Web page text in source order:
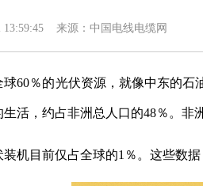
13:59:45 来源：中国电线电缆网
球60％的光伏资源，就像中东的
活，约占非洲总人口的48％。非
机目前仅占全球的1％。这些数